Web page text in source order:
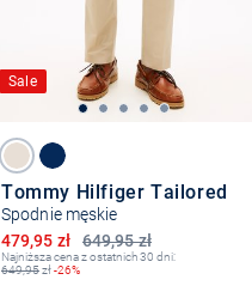
Sale
Tommy Hilfiger Tailored
Spodnie męskie
649,95 zł
Obniżona cena
479,95 zł
Najniższa cena z ostatnich 30 dni:
649,95zł-26%